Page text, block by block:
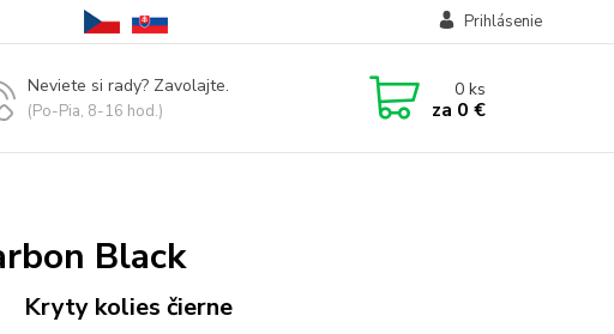
Prihlásenie
Neviete si rady? Zavolajte.
(Po-Pia, 8-16 hod.)
0ks
za 0 €
Black
Kryty kolies čierne